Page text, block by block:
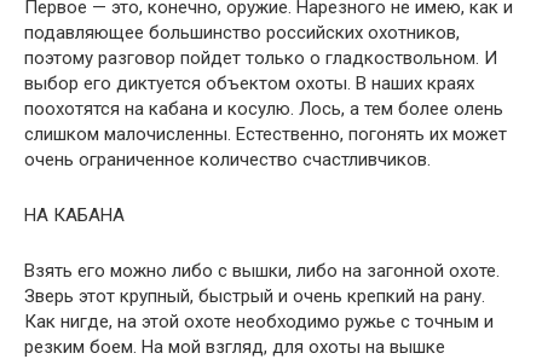
Первое — это, конечно, оружие. Нарезного не имею, как и
подавляющее большинство российских охотников,
поэтому разговор пойдет только о гладкоствольном. И
выбор его диктуется объектом охоты. В наших краях
поохотятся на кабана и косулю. Лось, а тем более олень
слишком малочисленны. Естественно, погонять их может
очень ограниченное количество счастливчиков.
НА КАБАНА
Взять его можно либо с вышки, либо на загонной охоте.
Зверь этот крупный, быстрый и очень крепкий на рану.
Как нигде, на этой охоте необходимо ружье с точным и
резким боем. На мой взгляд, для охоты на вышке